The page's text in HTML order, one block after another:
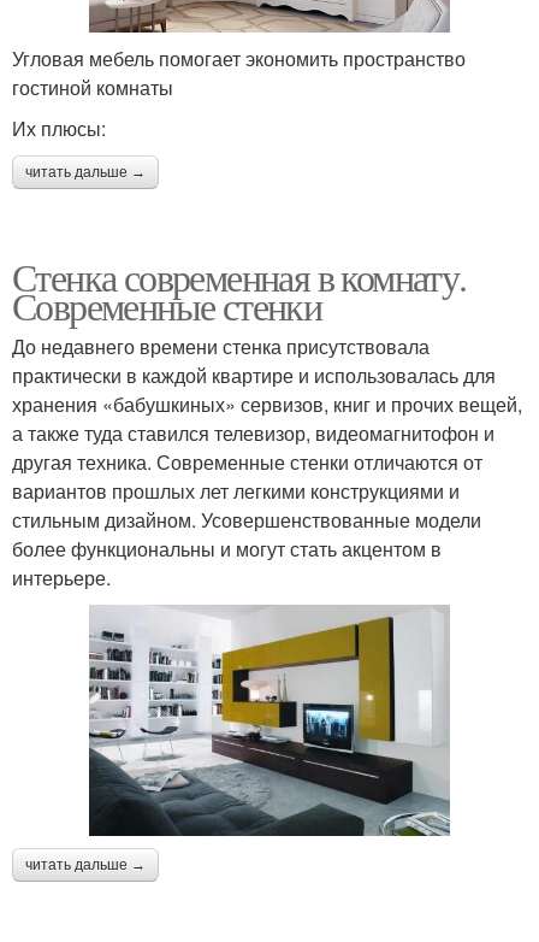
Угловая мебель помогает экономить пространство
гостиной комнаты
Их плюсы:
читать дальше →
Стенка современная в комнату.
Современные стенки
До недавнего времени стенка присутствовала
практически в каждой квартире и использовалась для
хранения «бабушкиных» сервизов, книг и прочих вещей,
а также туда ставился телевизор, видеомагнитофон и
другая техника. Современные стенки отличаются от
вариантов прошлых лет легкими конструкциями и
стильным дизайном. Усовершенствованные модели
более функциональны и могут стать акцентом в
интерьере.
читать дальше →